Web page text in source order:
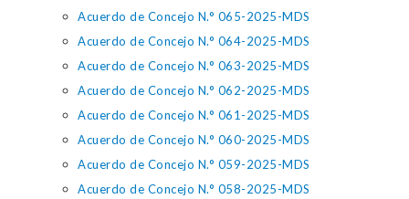
Acuerdo de Concejo N.° 065-2025-MDS
Acuerdo de Concejo N.° 064-2025-MDS
Acuerdo de Concejo N.° 063-2025-MDS
Acuerdo de Concejo N.° 062-2025-MDS
Acuerdo de Concejo N.° 061-2025-MDS
Acuerdo de Concejo N.° 060-2025-MDS
Acuerdo de Concejo N.° 059-2025-MDS
Acuerdo de Concejo N.° 058-2025-MDS